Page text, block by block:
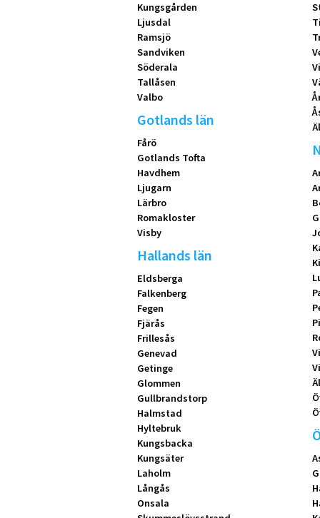
Kungsgården
Ljusdal
Ramsjö
Sandviken
Söderala
Tallåsen
Valbo
Gotlands län
Fårö
Gotlands Tofta
Havdhem
Ljugarn
Lärbro
Romakloster
Visby
Hallands län
Eldsberga
Falkenberg
Fegen
Fjärås
Frillesås
Genevad
Getinge
Glommen
Gullbrandstorp
Halmstad
Hyltebruk
Kungsbacka
Kungsäter
Laholm
Långås
Onsala